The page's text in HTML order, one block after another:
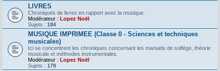
LIVRES
Chroniques de livres en rapport avec la musique.
Modérateur : Lopez Noël
Sujets : 184
MUSIQUE IMPRIMEE (Classe 0 - Sciences et techniques
musicales)
Ici se concentrent les chroniques concernant les manuels de solfège, théorie
musicale et méthodes instrumentales.
Modérateur : Lopez Noël
Sujets : 179